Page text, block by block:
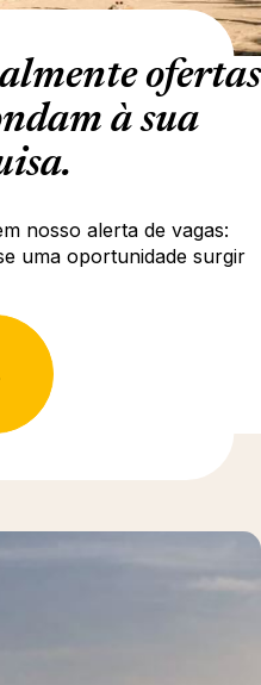
ofertas
à sua
nosso alerta de vagas:
uma oportunidade surgir